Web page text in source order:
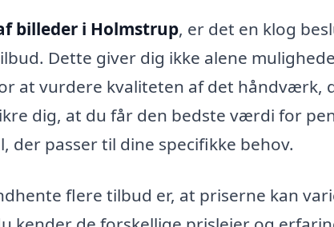
billeder i Holmstrup, er det en klog
Dette giver dig ikke alene
at vurdere kvaliteten af det håndværk,
dig, at du får den bedste værdi for
der passer til dine specifikke behov.
flere tilbud er, at priserne kan